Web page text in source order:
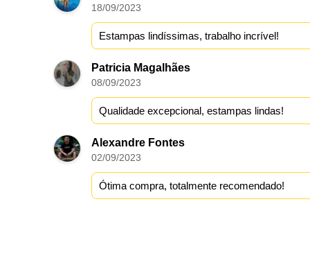
18/09/2023
Estampas lindíssimas, trabalho incrível!
Patricia Magalhães
08/09/2023
Qualidade excepcional, estampas lindas!
Alexandre Fontes
02/09/2023
Ótima compra, totalmente recomendado!